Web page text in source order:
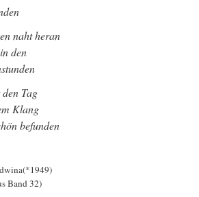
naht heran
den
Tag
Klang
befunden
Band 32)